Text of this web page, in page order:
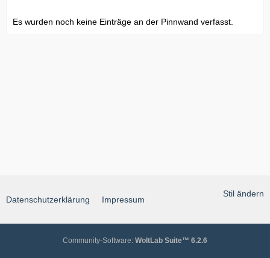
Es wurden noch keine Einträge an der Pinnwand verfasst.
Stil ändern
Datenschutzerklärung Impressum
Community-Software: WoltLab Suite™ 6.2.6